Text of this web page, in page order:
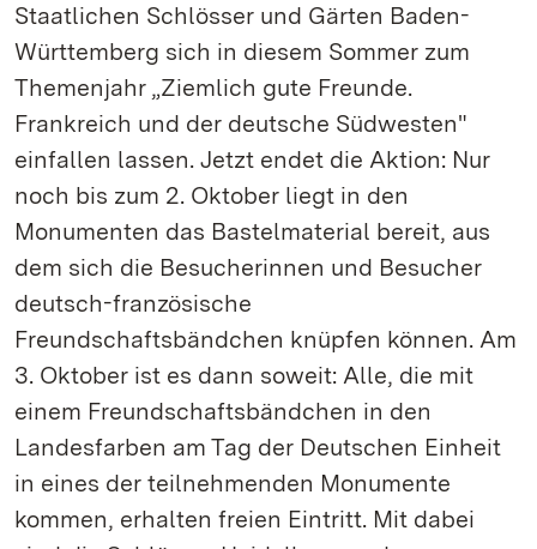
Staatlichen Schlösser und Gärten Baden-
Württemberg sich in diesem Sommer zum
Themenjahr „Ziemlich gute Freunde.
Frankreich und der deutsche Südwesten"
einfallen lassen. Jetzt endet die Aktion: Nur
noch bis zum 2. Oktober liegt in den
Monumenten das Bastelmaterial bereit, aus
dem sich die Besucherinnen und Besucher
deutsch-französische
Freundschaftsbändchen knüpfen können. Am
3. Oktober ist es dann soweit: Alle, die mit
einem Freundschaftsbändchen in den
Landesfarben am Tag der Deutschen Einheit
in eines der teilnehmenden Monumente
kommen, erhalten freien Eintritt. Mit dabei